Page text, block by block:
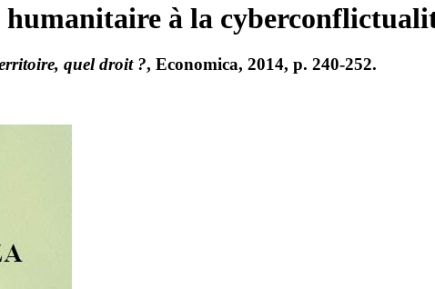
à la
quel droit ?, Economica, 2014, p. 240-252.